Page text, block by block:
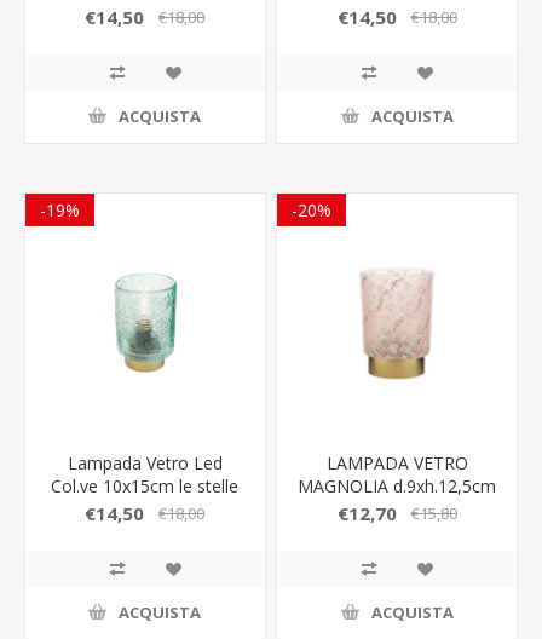
bomboniere
€14,50 €18,00
ACQUISTA
bomboniere
€14,50 €18,00
ACQUISTA
-19%
Lampada Vetro Led
Col.ve 10x15cm le stelle
bomboniere
€14,50 €18,00
ACQUISTA
-20%
LAMPADA VETRO
MAGNOLIA d.9xh.12,5cm
C/SHOPPER LE STELLE
€12,70 €15,80
ACQUISTA